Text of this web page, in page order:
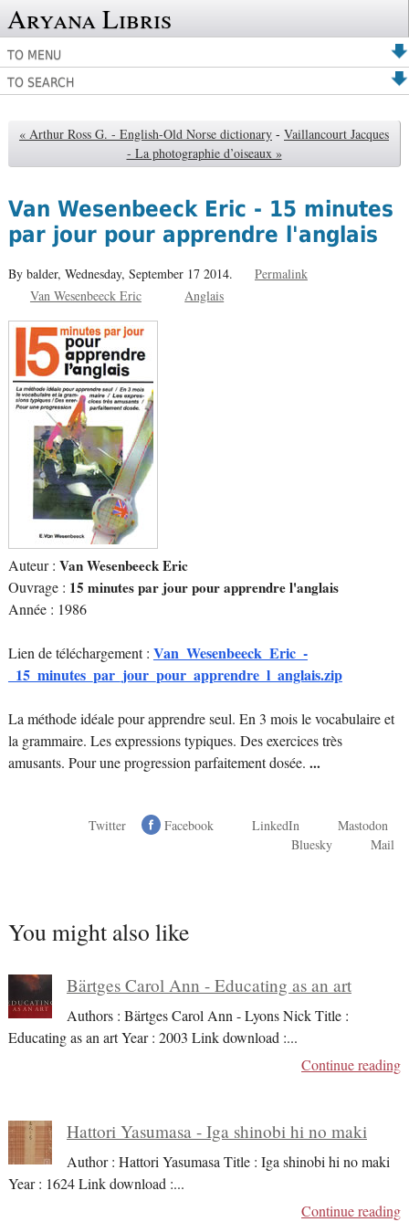
Aryana Libris
TO MENU
TO SEARCH
« Arthur Ross G. - English-Old Norse dictionary - Vaillancourt Jacques
- La photographie d’oiseaux »
Van Wesenbeeck Eric - 15 minutes
par jour pour apprendre l'anglais
By balder, Wednesday, September 17 2014.
Permalink
Van Wesenbeeck Eric
Anglais
Auteur : Van Wesenbeeck Eric
Ouvrage : 15 minutes par jour pour apprendre l'anglais
Année : 1986
Lien de téléchargement : Van_Wesenbeeck_Eric_-
_15_minutes_par_jour_pour_apprendre_l_anglais.zip
La méthode idéale pour apprendre seul. En 3 mois le vocabulaire et
la grammaire. Les expressions typiques. Des exercices très
amusants. Pour une progression parfaitement dosée. ...
Twitter Facebook LinkedIn
Mastodon
Bluesky
Mail
You might also like
Bärtges Carol Ann - Educating as an art
Authors : Bärtges Carol Ann - Lyons Nick Title :
Educating as an art Year : 2003 Link download :...
Continue reading
Hattori Yasumasa - Iga shinobi hi no maki
Author : Hattori Yasumasa Title : Iga shinobi hi no maki
Year : 1624 Link download :...
Continue reading